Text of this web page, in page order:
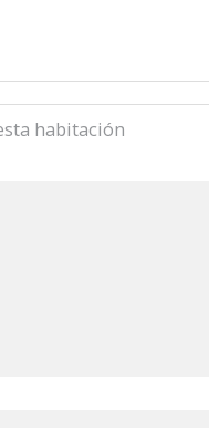
habitación